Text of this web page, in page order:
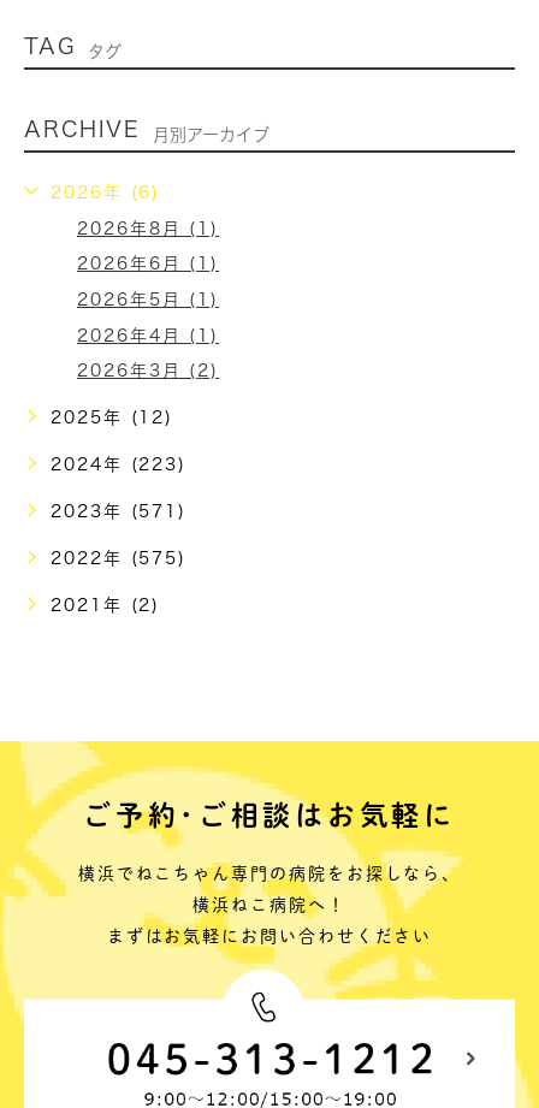
TAG タグ
ARCHIVE 月別アーカイブ
2026年 (6)
2026年8月 (1)
2026年6月 (1)
2026年5月 (1)
2026年4月 (1)
2026年3月 (2)
2025年 (12)
2024年 (223)
2023年 (571)
2022年 (575)
2021年 (2)
ご予約･ご相談はお気軽に
横浜でねこちゃん専門の病院をお探しなら、
横浜ねこ病院へ！
まずはお気軽にお問い合わせください